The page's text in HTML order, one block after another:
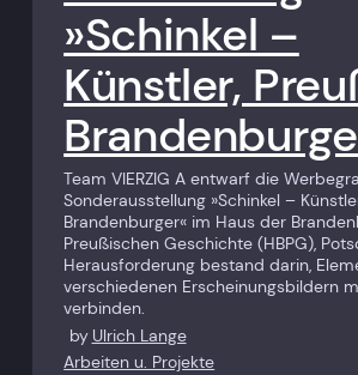
»Schinkel –
Künstler,
Team VIERZIG A entwarf die
Sonderausstellung »Schinkel –
Brandenburger« im Haus der
Preußischen Geschichte (HBPG),
Herausforderung bestand darin,
verschiedenen Erscheinungsbildern
verbinden.
by Ulrich Lange
Arbeiten u. Projekte